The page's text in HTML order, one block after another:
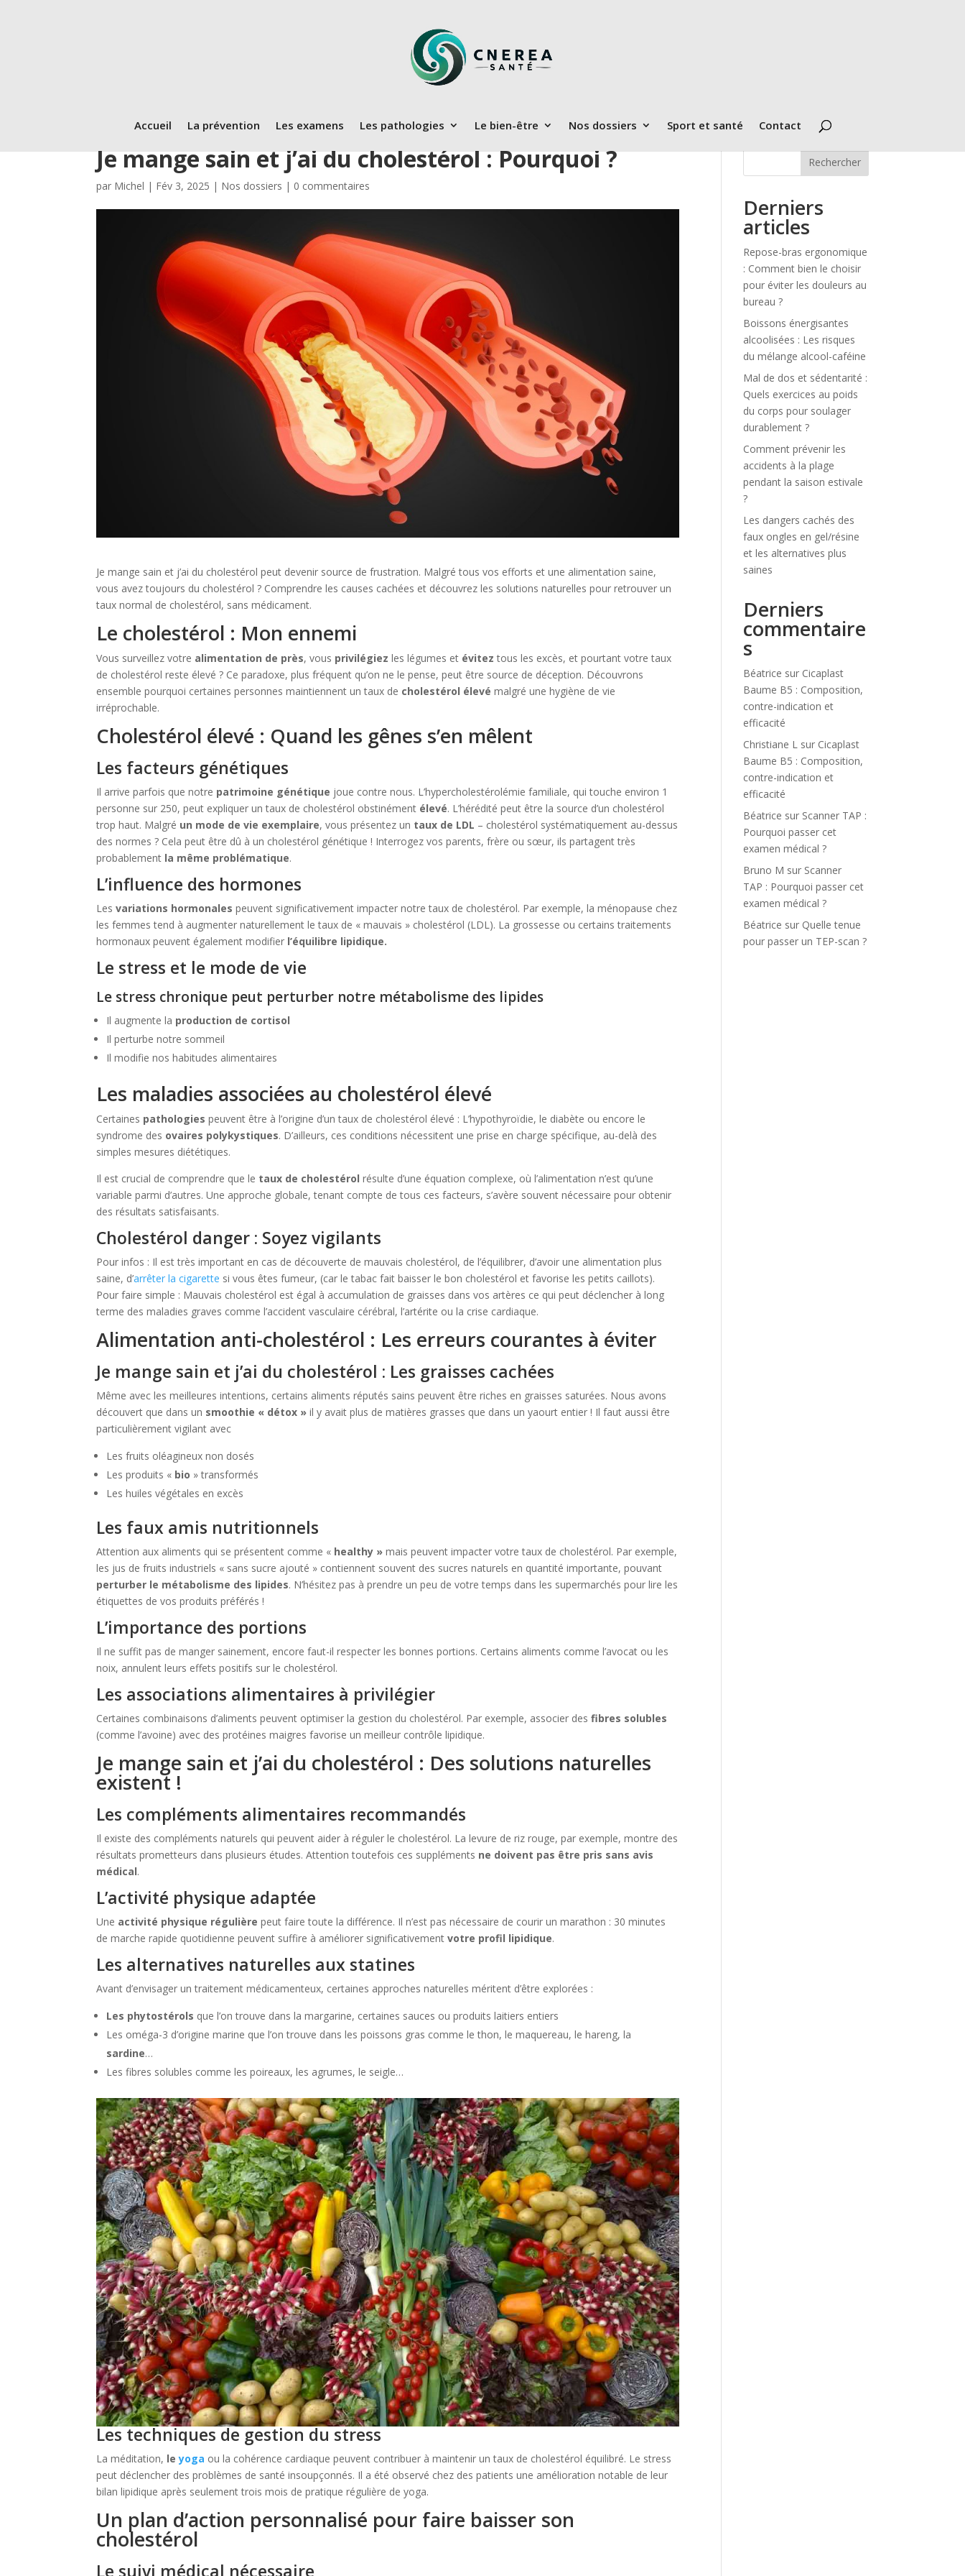
Accueil La prévention Les examens Les pathologies Le bien-être Nos dossiers Sport et santé Contact
Je mange sain et j’ai du cholestérol : Pourquoi ?
par Michel | Fév 3, 2025 | Nos dossiers | 0 commentaires
Je mange sain et j’ai du cholestérol peut devenir source de frustration. Malgré tous vos efforts et une alimentation saine,
vous avez toujours du cholestérol ? Comprendre les causes cachées et découvrez les solutions naturelles pour retrouver un
taux normal de cholestérol, sans médicament.
Le cholestérol : Mon ennemi
Vous surveillez votre alimentation de près, vous privilégiez les légumes et éviteztous les excès, et pourtant votre taux
de cholestérol reste élevé ? Ce paradoxe, plus fréquent qu’on ne le pense, peut être source de déception. Découvrons
ensemble pourquoi certaines personnes maintiennent un taux de cholestérol élevé malgré une hygiène de vie
irréprochable.
Cholestérol élevé : Quand les gênes s’en mêlent
Les facteurs génétiques
Il arrive parfois que notre patrimoine génétique joue contre nous. L’hypercholestérolémie familiale, qui touche environ 1
personne sur 250, peut expliquer un taux de cholestérol obstinément élevé. L’hérédité peut être la source d’un cholestérol
trop haut. Malgré un mode de vie exemplaire, vous présentez un taux de LDL – cholestérol systématiquement au-dessus
des normes ? Cela peut être dû à un cholestérol génétique ! Interrogez vos parents, frère ou sœur, ils partagent très
probablement la même problématique.
L’influence des hormones
Lesvariations hormonales peuvent significativement impacter notre taux de cholestérol. Par exemple, la ménopause chez
les femmes tend à augmenter naturellement le taux de « mauvais » cholestérol (LDL). La grossesse ou certains traitements
hormonaux peuvent également modifier l’équilibre lipidique.
Le stress et le mode de vie
Le stress chronique peut perturber notre métabolisme des lipides
Il augmente la production de cortisol
Il perturbe notre sommeil
Il modifie nos habitudes alimentaires
Les maladies associées au cholestérol élevé
Certaines pathologies peuvent être à l’origine d’un taux de cholestérol élevé : L’hypothyroïdie, le diabète ou encore le
syndrome des ovaires polykystiques. D’ailleurs, ces conditions nécessitent une prise en charge spécifique, au-delà des
simples mesures diététiques.
Il est crucial de comprendre que le taux de cholestérol résulte d’une équation complexe, où l’alimentation n’est qu’une
variable parmi d’autres. Une approche globale, tenant compte de tous ces facteurs, s’avère souvent nécessaire pour obtenir
des résultats satisfaisants.
Cholestérol danger : Soyez vigilants
Pour infos : Il est très important en cas de découverte de mauvais cholestérol, de l’équilibrer, d’avoir une alimentation plus
saine, d’arrêter la cigarette si vous êtes fumeur, (car le tabac fait baisser le bon cholestérol et favorise les petits caillots).
Pour faire simple : Mauvais cholestérol est égal à accumulation de graisses dans vos artères ce qui peut déclencher à long
terme des maladies graves comme l’accident vasculaire cérébral, l’artérite ou la crise cardiaque.
Alimentation anti-cholestérol : Les erreurs courantes à éviter
Je mange sain et j’ai du cholestérol : Les graisses cachées
Même avec les meilleures intentions, certains aliments réputés sains peuvent être riches en graisses saturées. Nous avons
découvert que dans un smoothie « détox » il y avait plus de matières grasses que dans un yaourt entier ! Il faut aussi être
particulièrement vigilant avec
Les fruits oléagineux non dosés
Les produits « bio » transformés
Les huiles végétales en excès
Les faux amis nutritionnels
Attention aux aliments qui se présentent comme « healthy » mais peuvent impacter votre taux de cholestérol. Par exemple,
les jus de fruits industriels « sans sucre ajouté » contiennent souvent des sucres naturels en quantité importante, pouvant
perturber le métabolisme des lipides. N’hésitez pas à prendre un peu de votre temps dans les supermarchés pour lire les
étiquettes de vos produits préférés !
L’importance des portions
Il ne suffit pas de manger sainement, encore faut-il respecter les bonnes portions. Certains aliments comme l’avocat ou les
noix, annulent leurs effets positifs sur le cholestérol.
Les associations alimentaires à privilégier
Certaines combinaisons d’aliments peuvent optimiser la gestion du cholestérol. Par exemple, associer desfibres solubles
(comme l’avoine) avec des protéines maigres favorise un meilleur contrôle lipidique.
Je mange sain et j’ai du cholestérol : Des solutions naturelles
existent !
Les compléments alimentaires recommandés
Il existe des compléments naturels qui peuvent aider à réguler le cholestérol. La levure de riz rouge, par exemple, montre des
résultats prometteurs dans plusieurs études. Attention toutefois ces suppléments ne doivent pas être pris sans avis
médical.
L’activité physique adaptée
Une activité physique régulière peut faire toute la différence. Il n’est pas nécessaire de courir un marathon : 30 minutes
de marche rapide quotidienne peuvent suffire à améliorer significativementvotre profil lipidique.
Les alternatives naturelles aux statines
Avant d’envisager un traitement médicamenteux, certaines approches naturelles méritent d’être explorées :
Les phytostérols que l’on trouve dans la margarine, certaines sauces ou produits laitiers entiers
Les oméga-3 d’origine marine que l’on trouve dans les poissons gras comme le thon, le maquereau, le hareng, la
sardine…
Les fibres solubles comme les poireaux, les agrumes, le seigle…
Les techniques de gestion du stress
La méditation, leyoga ou la cohérence cardiaque peuvent contribuer à maintenir un taux de cholestérol équilibré. Le stress
peut déclencher des problèmes de santé insoupçonnés. Il a été observé chez des patients une amélioration notable de leur
bilan lipidique après seulement trois mois de pratique régulière de yoga.
Un plan d’action personnalisé pour faire baisser son
cholestérol
Le suivi médical nécessaire
Rechercher
Derniers
articles
Repose-bras ergonomique
: Comment bien le choisir
pour éviter les douleurs au
bureau ?
Boissons énergisantes
alcoolisées : Les risques
du mélange alcool-caféine
Mal de dos et sédentarité :
Quels exercices au poids
du corps pour soulager
durablement ?
Comment prévenir les
accidents à la plage
pendant la saison estivale
?
Les dangers cachés des
faux ongles en gel/résine
et les alternatives plus
saines
Derniers
commentaire
s
Béatrice sur Cicaplast
Baume B5 : Composition,
contre-indication et
efficacité
Christiane L sur Cicaplast
Baume B5 : Composition,
contre-indication et
efficacité
Béatrice sur Scanner TAP :
Pourquoi passer cet
examen médical ?
Bruno M sur Scanner
TAP : Pourquoi passer cet
examen médical ?
Béatrice sur Quelle tenue
pour passer un TEP-scan ?